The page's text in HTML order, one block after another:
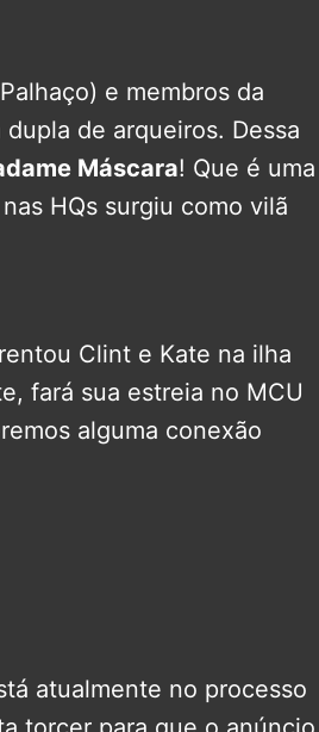
e membros da
de arqueiros. Dessa
Máscara! Que é uma
HQs surgiu como vilã
Clint e Kate na ilha
fará sua estreia no MCU
alguma conexão
atualmente no processo